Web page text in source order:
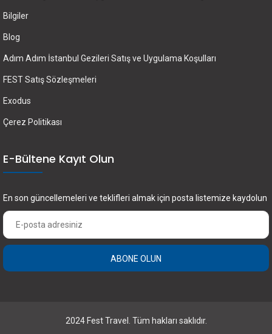
Bilgiler
Blog
Adım Adım İstanbul Gezileri Satış ve Uygulama Koşulları
FEST Satış Sözleşmeleri
Exodus
Çerez Politikası
E-Bültene Kayıt Olun
En son güncellemeleri ve teklifleri almak için posta listemize kaydolun
ABONE OLUN
2024 Fest Travel. Tüm hakları saklıdır.